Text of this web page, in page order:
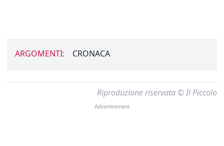
ARGOMENTI: CRONACA
Riproduzione riservata © Il Piccolo